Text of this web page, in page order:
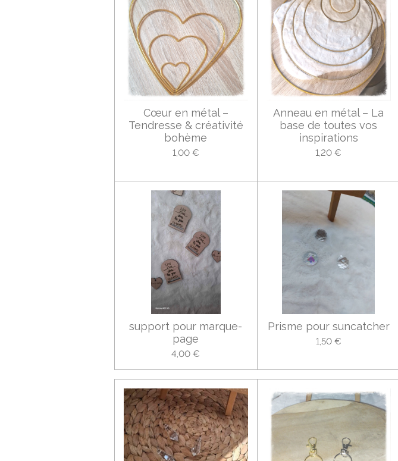
Cœur en métal –
Tendresse & créativité
bohème
1,00 €
Anneau en métal – La
base de toutes vos
inspirations
1,20 €
support pour marque-
page
4,00 €
Prisme pour suncatcher
1,50 €